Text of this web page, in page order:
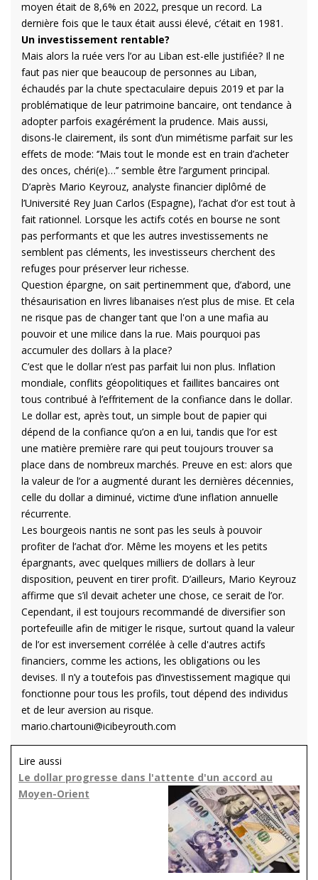
moyen était de 8,6% en 2022, presque un record. La
dernière fois que le taux était aussi élevé, c’était en 1981.
Un investissement rentable?
Mais alors la ruée vers l’or au Liban est-elle justifiée? Il ne
faut pas nier que beaucoup de personnes au Liban,
échaudés par la chute spectaculaire depuis 2019 et par la
problématique de leur patrimoine bancaire, ont tendance à
adopter parfois exagérément la prudence. Mais aussi,
disons-le clairement, ils sont d’un mimétisme parfait sur les
effets de mode: ‘’Mais tout le monde est en train d’acheter
des onces, chéri(e)…’’ semble être l’argument principal.
D’après Mario Keyrouz, analyste financier diplômé de
l’Université Rey Juan Carlos (Espagne), l’achat d’or est tout à
fait rationnel. Lorsque les actifs cotés en bourse ne sont
pas performants et que les autres investissements ne
semblent pas cléments, les investisseurs cherchent des
refuges pour préserver leur richesse.
Question épargne, on sait pertinemment que, d’abord, une
thésaurisation en livres libanaises n’est plus de mise. Et cela
ne risque pas de changer tant que l'on a une mafia au
pouvoir et une milice dans la rue. Mais pourquoi pas
accumuler des dollars à la place?
C’est que le dollar n’est pas parfait lui non plus. Inflation
mondiale, conflits géopolitiques et faillites bancaires ont
tous contribué à l’effritement de la confiance dans le dollar.
Le dollar est, après tout, un simple bout de papier qui
dépend de la confiance qu’on a en lui, tandis que l’or est
une matière première rare qui peut toujours trouver sa
place dans de nombreux marchés. Preuve en est: alors que
la valeur de l’or a augmenté durant les dernières décennies,
celle du dollar a diminué, victime d’une inflation annuelle
récurrente.
Les bourgeois nantis ne sont pas les seuls à pouvoir
profiter de l’achat d’or. Même les moyens et les petits
épargnants, avec quelques milliers de dollars à leur
disposition, peuvent en tirer profit. D’ailleurs, Mario Keyrouz
affirme que s’il devait acheter une chose, ce serait de l’or.
Cependant, il est toujours recommandé de diversifier son
portefeuille afin de mitiger le risque, surtout quand la valeur
de l’or est inversement corrélée à celle d'autres actifs
financiers, comme les actions, les obligations ou les
devises. Il n’y a toutefois pas d’investissement magique qui
fonctionne pour tous les profils, tout dépend des individus
et de leur aversion au risque.
mario.chartouni@icibeyrouth.com
Lire aussi
Le dollar progresse dans l'attente d'un accord au
Moyen-Orient